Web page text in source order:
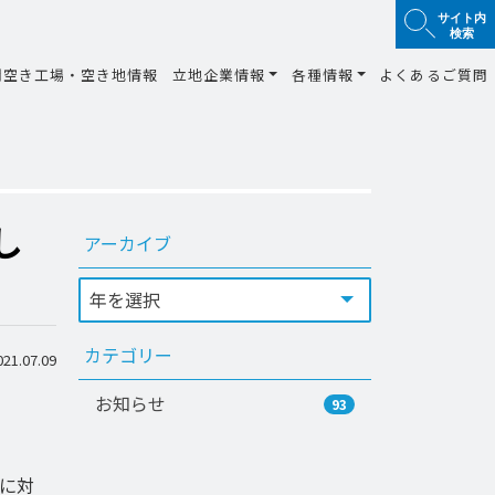
サイト内
検索
き工場・空き地情報 立地企業情報 各種情報 よくあるご質問
対
アーカイブ
カテゴリー
お知らせ
93